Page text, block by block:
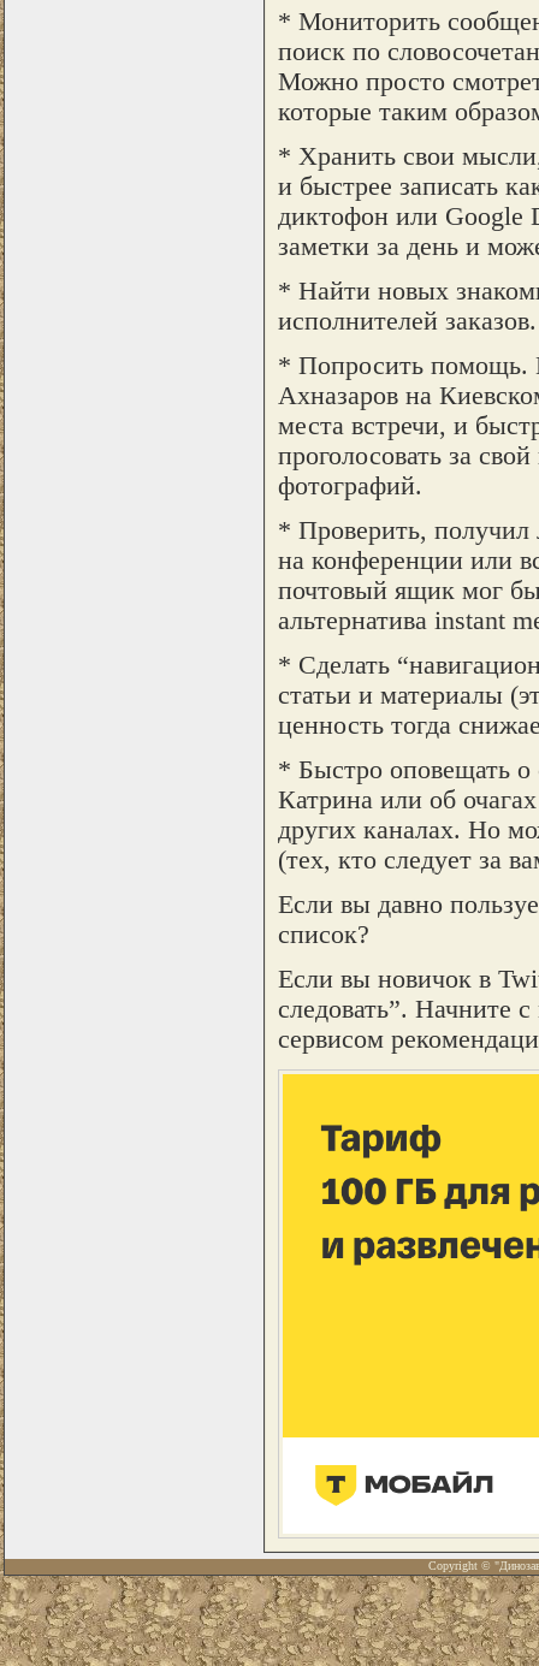
* Мониторить
поиск по
Можно просто
которые таким
* Хранить свои
и быстрее записать
диктофон или Google
заметки за день и
* Найти новых
исполнителей заказов.
* Попросить помощь.
Ахназаров на
места встречи, и
проголосовать за
фотографий.
* Проверить, получил
на конференции или
почтовый ящик мог
альтернатива instant
* Сделать
статьи и материалы
ценность тогда
* Быстро оповещать
Катрина или об
других каналах. Но
(тех, кто следует за
Если вы давно
список?
Если вы новичок в
следовать”. Начните
сервисом
Copyright ©